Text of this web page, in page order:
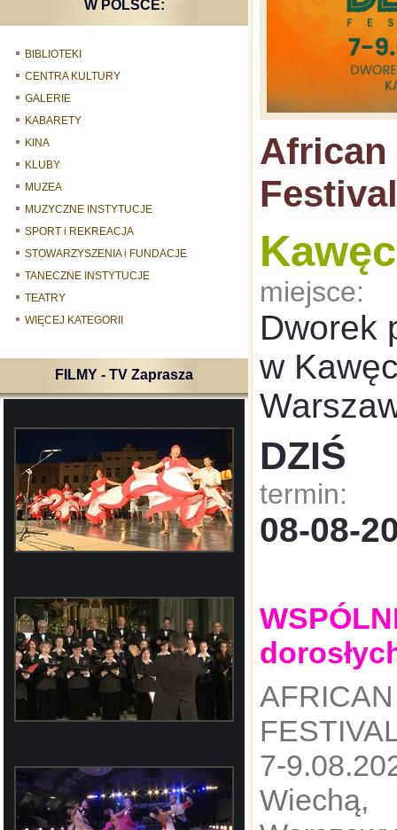
W POLSCE:
BIBLIOTEKI
CENTRA KULTURY
GALERIE
KABARETY
KINA
KLUBY
MUZEA
MUZYCZNE INSTYTUCJE
SPORT i REKREACJA
STOWARZYSZENIA i FUNDACJE
TANECZNE INSTYTUCJE
TEATRY
WIĘCEJ KATEGORII
FILMY - TV Zaprasza
African
miejsce:
Dworek
w
DZIŚ
termin:
08-08-
​7-